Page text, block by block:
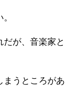
が、音楽家と
まうところがあ